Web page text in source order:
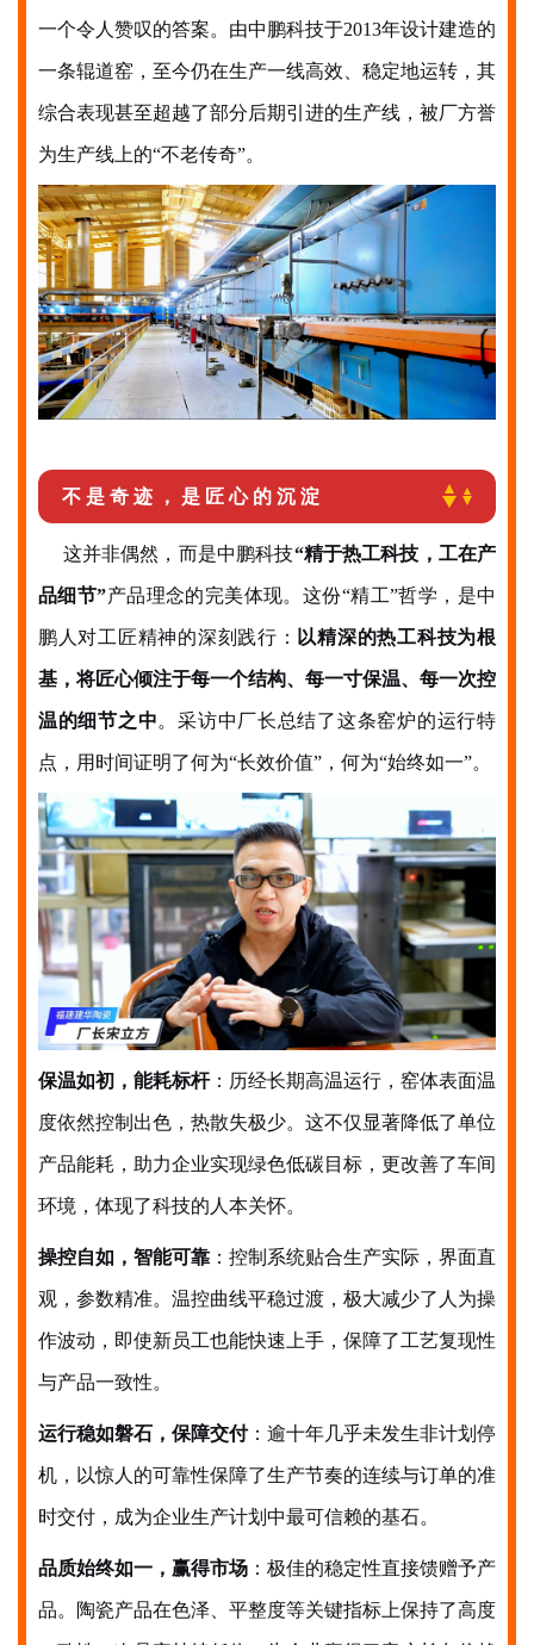
一个令人赞叹的答案。由中鹏科技于2013年设计建造的
一条辊道窑，至今仍在生产一线高效、稳定地运转，其
综合表现甚至超越了部分后期引进的生产线，被厂方誉
为生产线上的“不老传奇”。
不是奇迹，是匠心的沉淀
这并非偶然，而是中鹏科技“精于热工科技，工在产
品细节”产品理念的完美体现。这份“精工”哲学，是中
鹏人对工匠精神的深刻践行： 以精深的热工科技为根
基，将匠心倾注于每一个结构、每一寸保温、每一次控
温的细节之中。采访中厂长总结了这条窑炉的运行特
点，用时间证明了何为“长效价值”，何为“始终如一”。
保温如初，能耗标杆：历经长期高温运行，窑体表面温
度依然控制出色，热散失极少。这不仅显著降低了单位
产品能耗，助力企业实现绿色低碳目标，更改善了车间
环境，体现了科技的人本关怀。
操控自如，智能可靠 ：控制系统贴合生产实际，界面直
观，参数精准。温控曲线平稳过渡，极大减少了人为操
作波动，即使新员工也能快速上手，保障了工艺复现性
与产品一致性。
运行稳如磐石，保障交付：逾十年几乎未发生非计划停
机，以惊人的可靠性保障了生产节奏的连续与订单的准
时交付，成为企业生产计划中最可信赖的基石。
品质始终如一，赢得市场 ：极佳的稳定性直接馈赠予产
品。陶瓷产品在色泽、平整度等关键指标上保持了高度